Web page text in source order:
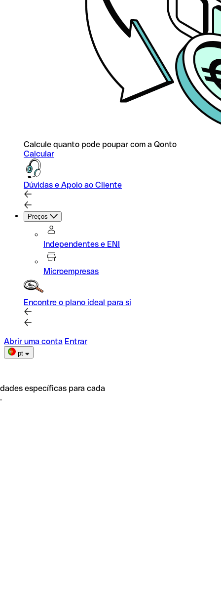
Calcule quanto pode poupar com a Qonto
Calcular
Dúvidas e Apoio ao Cliente
Preços
Independentes e ENI
Microempresas
Encontre o plano ideal para si
Abrir uma conta Entrar
pt
específicas para cada